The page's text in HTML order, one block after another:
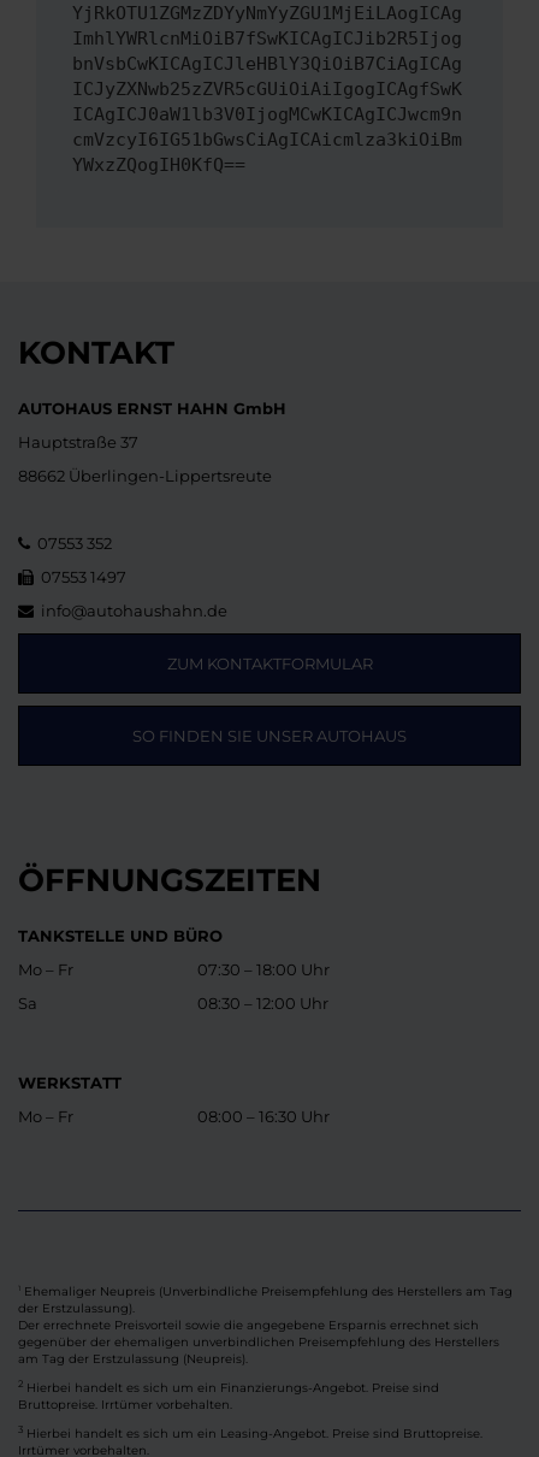
YjRkOTU1ZGMzZDYyNmYyZGU1MjEiLAogICAg
ImhlYWRlcnMiOiB7fSwKICAgICJib2R5Ijog
bnVsbCwKICAgICJleHBlY3QiOiB7CiAgICAg
ICJyZXNwb25zZVR5cGUiOiAiIgogICAgfSwK
ICAgICJ0aW1lb3V0IjogMCwKICAgICJwcm9n
cmVzcyI6IG51bGwsCiAgICAicmlza3kiOiBm
YWxzZQogIH0KfQ==
KONTAKT
AUTOHAUS ERNST HAHN GmbH
Hauptstraße 37
88662 Überlingen-Lippertsreute
07553 352
07553 1497
info@autohaushahn.de
ZUM KONTAKTFORMULAR
SO FINDEN SIE UNSER AUTOHAUS
ÖFFNUNGSZEITEN
TANKSTELLE UND BÜRO
Mo – Fr
Sa
07:30 – 18:00 Uhr
08:30 – 12:00 Uhr
WERKSTATT
Mo – Fr
08:00 – 16:30 Uhr
Ehemaliger Neupreis (Unverbindliche Preisempfehlung des Herstellers am Tag
der Erstzulassung).
Der errechnete Preisvorteil sowie die angegebene Ersparnis errechnet sich
gegenüber der ehemaligen unverbindlichen Preisempfehlung des Herstellers
am Tag der Erstzulassung (Neupreis).
2 Hierbei handelt es sich um ein Finanzierungs-Angebot. Preise sind
Bruttopreise. Irrtümer vorbehalten.
3 Hierbei handelt es sich um ein Leasing-Angebot. Preise sind Bruttopreise.
Irrtümer vorbehalten.